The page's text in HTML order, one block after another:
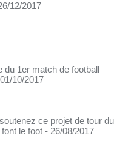
12/2017
du 1er match de football
10/2017
ce projet de tour du
le foot - 26/08/2017